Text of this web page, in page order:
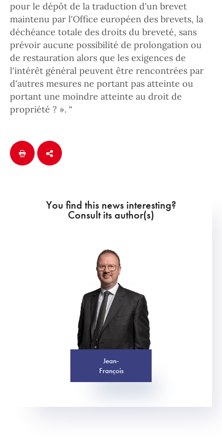
pour le dépôt de la traduction d'un brevet
maintenu par l'Office européen des brevets, la
déchéance totale des droits du breveté, sans
prévoir aucune possibilité de prolongation ou
de restauration alors que les exigences de
l'intérêt général peuvent être rencontrées par
d'autres mesures ne portant pas atteinte ou
portant une moindre atteinte au droit de
propriété ? ». “
You find this news interesting?
Consult its author(s)
Jean-
François